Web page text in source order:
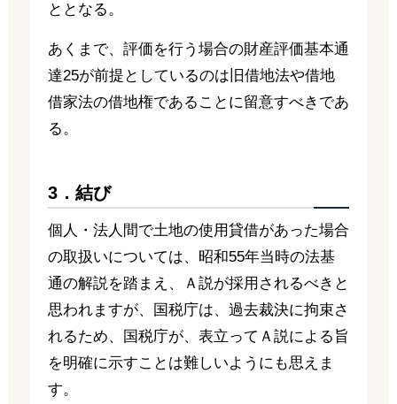
ととなる。
あくまで、評価を行う場合の財産評価基本通
達25が前提としているのは旧借地法や借地
借家法の借地権であることに留意すべきであ
る。
3．結び
個人・法人間で土地の使用貸借があった場合
の取扱いについては、昭和55年当時の法基
通の解説を踏まえ、Ａ説が採用されるべきと
思われますが、国税庁は、過去裁決に拘束さ
れるため、国税庁が、表立ってＡ説による旨
を明確に示すことは難しいようにも思えま
す。